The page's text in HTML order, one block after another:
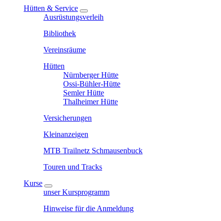
Hütten & Service
Ausrüstungsverleih
Bibliothek
Vereinsräume
Hütten
Nürnberger Hütte
Ossi-Bühler-Hütte
Semler Hütte
Thalheimer Hütte
Versicherungen
Kleinanzeigen
MTB Trailnetz Schmausenbuck
Touren und Tracks
Kurse
unser Kursprogramm
Hinweise für die Anmeldung